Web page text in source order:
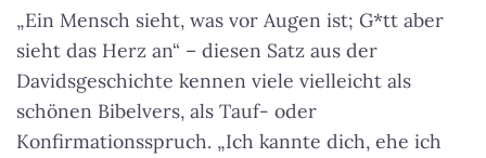
„Ein Mensch sieht, was vor Augen ist; G*tt aber
sieht das Herz an“ – diesen Satz aus der
Davidsgeschichte kennen viele vielleicht als
schönen Bibelvers, als Tauf- oder
Konfirmationsspruch. „Ich kannte dich, ehe ich